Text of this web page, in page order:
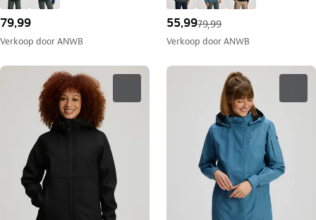
79,99
Verkoop doorANWB
55,9979,99
Verkoop doorANWB